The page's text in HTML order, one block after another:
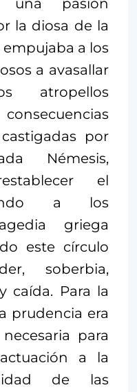
una pasión
la diosa de la
a los
a avasallar
atropellos
por
Némesis,
el
a los
griega
este círculo
soberbia,
caída. Para la
prudencia era
para
a la
de las